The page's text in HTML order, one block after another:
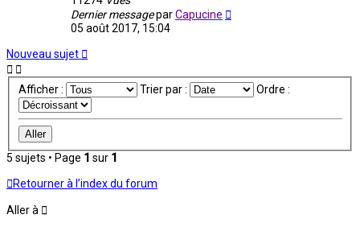
Dernier messageparCapucine
05 août 2017, 15:04
Nouveau sujet
Afficher : Trier par : Ordre :
5 sujets • Page 1 sur 1
Retourner à l’index du forum
Aller à